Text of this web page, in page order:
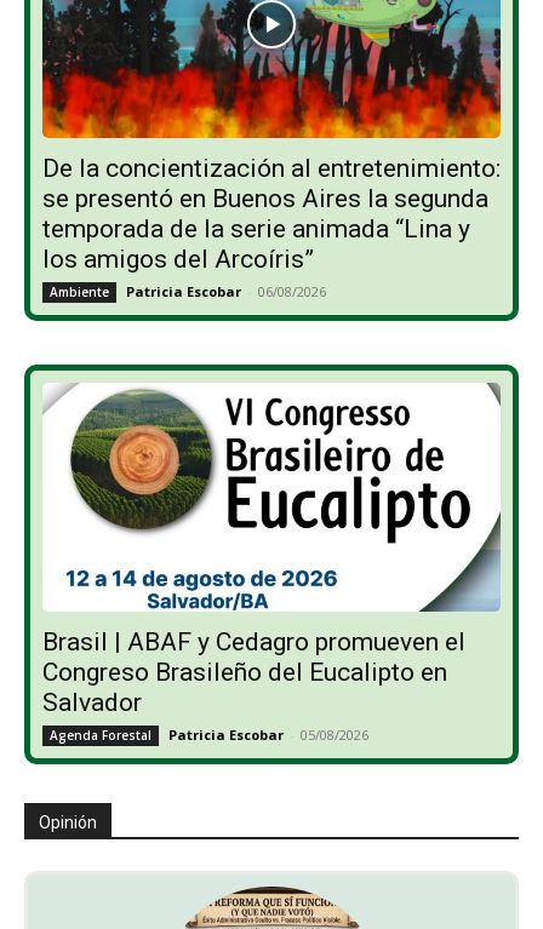
De la concientización al entretenimiento:
se presentó en Buenos Aires la segunda
temporada de la serie animada “Lina y
los amigos del Arcoíris”
Ambiente Patricia Escobar - 06/08/2026
Brasil | ABAF y Cedagro promueven el
Congreso Brasileño del Eucalipto en
Salvador
Agenda Forestal Patricia Escobar - 05/08/2026
Opinión